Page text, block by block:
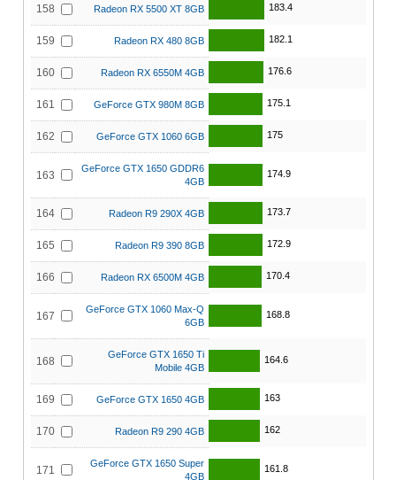
158 Radeon RX 5500 XT 8GB 183.4
159 Radeon RX 480 8GB 182.1
160 Radeon RX 6550M 4GB 176.6
161 GeForce GTX 980M 8GB 175.1
162 GeForce GTX 1060 6GB 175
163
GeForce GTX 1650 GDDR6
4GB
174.9
164 Radeon R9 290X 4GB 173.7
165 Radeon R9 390 8GB 172.9
166 Radeon RX 6500M 4GB 170.4
167
GeForce GTX 1060 Max-Q
6GB
168.8
168
GeForce GTX 1650 Ti
Mobile 4GB
164.6
169 GeForce GTX 1650 4GB 163
170 Radeon R9 290 4GB 162
171
GeForce GTX 1650 Super
4GB
161.8